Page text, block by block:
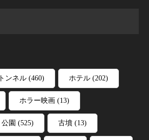
トンネル (460) ホテル (202)
ホラー映画 (13)
公園 (525) 古墳 (13)